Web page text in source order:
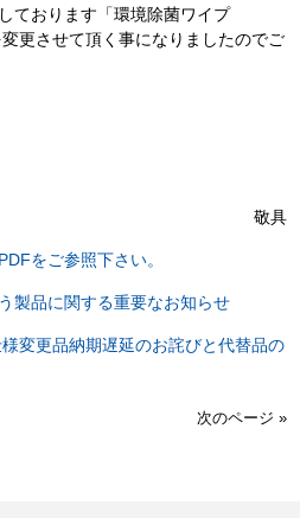
ております「環境除菌ワイプ
更させて頂く事になりましたのでご
敬具
をご参照下さい。
製品に関する重要なお知らせ
変更品納期遅延のお詫びと代替品の
次のページ »